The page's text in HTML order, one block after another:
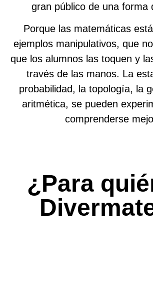
gran público de una forma
Porque las matemáticas
ejemplos manipulativos, que
que los alumnos las toquen y
través de las manos. La
probabilidad, la topología, la
aritmética, se pueden
comprenderse
¿Para